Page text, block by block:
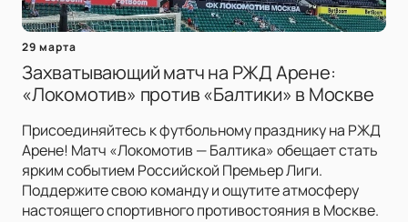
29 марта
Захватывающий матч на РЖД Арене:
«Локомотив» против «Балтики» в Москве
Присоединяйтесь к футбольному празднику на РЖД
Арене! Матч «Локомотив — Балтика» обещает стать
ярким событием Российской Премьер Лиги.
Поддержите свою команду и ощутите атмосферу
настоящего спортивного противостояния в Москве.